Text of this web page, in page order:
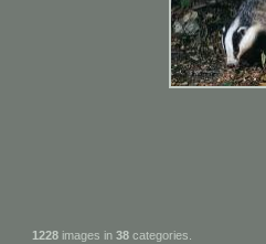
1228 images in 38 categories.